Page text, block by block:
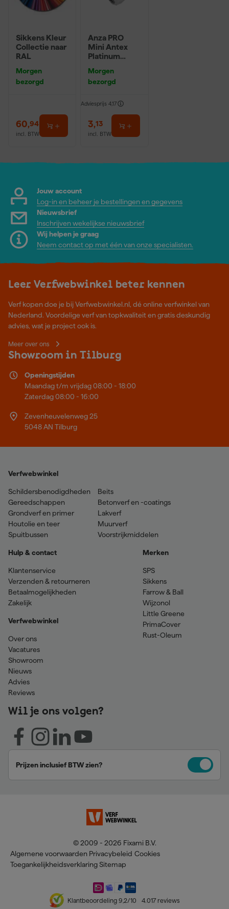
Sikkens Kleur
Collectie naar
RAL
Morgen
bezorgd
60,94
incl. BTW
Anza PRO
Mini Antex
Platinum
r - 5cm (2st)
Morgen
bezorgd
Adviesprijs 4,17
3,13
incl. BTW
Jouw account
Log-in en beheer je bestellingen en gegevens
Nieuwsbrief
Inschrijven wekelijkse nieuwsbrief
Wij helpen je graag
Neem contact op met één van onze specialisten.
Leer Verfwebwinkel beter kennen
Verf kopen doe je bij Verfwebwinkel.nl, dé online verfwinkel van
Nederland. Voordelige verf van topkwaliteit en gratis deskundig
advies, wat je project ook is.
Meer over ons
Showroom in Tilburg
Openingstijden
Maandag t/m vrijdag 08:00 - 18:00
Zaterdag 08:00 - 16:00
Zevenheuvelenweg 25
5048 AN Tilburg
Verfwebwinkel
Schildersbenodigdheden
Gereedschappen
Grondverf en primer
Houtolie en teer
Spuitbussen
Beits
Betonverf en -coatings
Lakverf
Muurverf
Voorstrijkmiddelen
Hulp & contact
Klantenservice
Verzenden & retourneren
Betaalmogelijkheden
Zakelijk
Verfwebwinkel
Over ons
Vacatures
Showroom
Nieuws
Advies
Reviews
Merken
SPS
Sikkens
Farrow & Ball
Wijzonol
Little Greene
PrimaCover
Rust-Oleum
Wil je ons volgen?
Prijzen inclusief BTW zien?
© 2009 - 2026 Fixami B.V.
Algemene voorwaarden Privacybeleid Cookies
Toegankelijkheidsverklaring Sitemap
Klantbeoordeling 9,2/10 4.017 reviews